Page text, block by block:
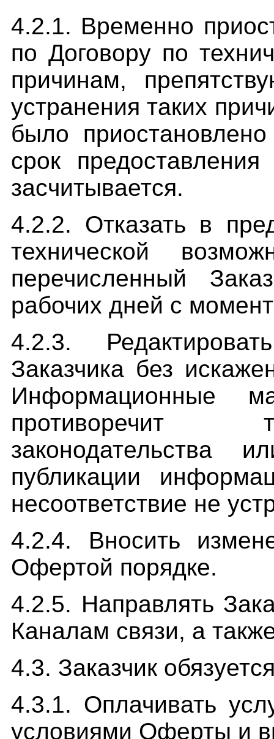
4.2.1. Временно
по Договору по
причинам,
устранения таких
было
срок
засчитывается.
4.2.2. Отказать в
технической
перечисленный
рабочих дней с
4.2.3.
Заказчика без
Информационные
противоречит
законодательства
публикации
несоответствие не
4.2.4. Вносить
Офертой порядке.
4.2.5. Направлять
Каналам связи, а
4.3. Заказчик
4.3.1. Оплачивать
условиями Оферты и